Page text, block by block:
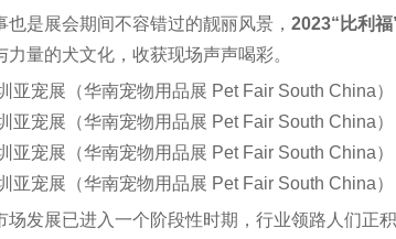
也是展会期间不容错过的靓丽风景， 2023“比利
量的犬文化，收获现场声声喝彩。
场发展已进入一个阶段性时期，行业领路人们正